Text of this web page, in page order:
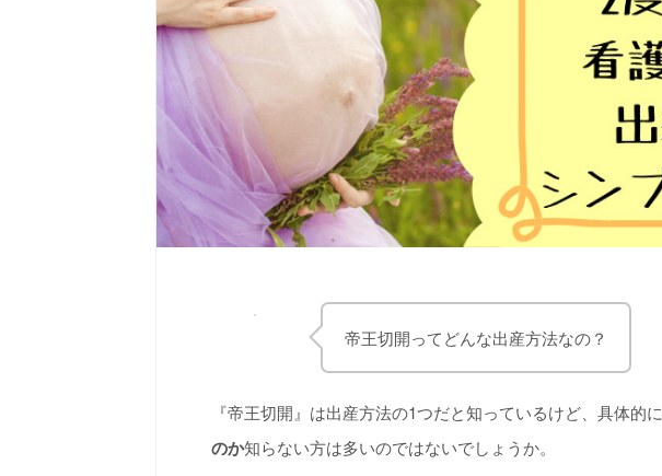
帝王切開ってどんな出産方法なの？
『帝王切開』は出産方法の1つだと知っているけど、具体的に
のか知らない方は多いのではないでしょうか。